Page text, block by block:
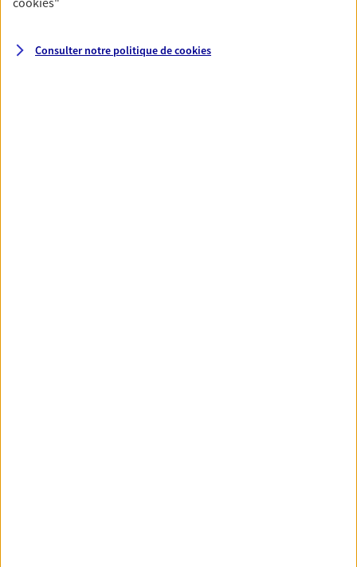
Préparer votre avenir
nos différentes solutions. Nous vous accompagnons
Consulter notre politique decookies